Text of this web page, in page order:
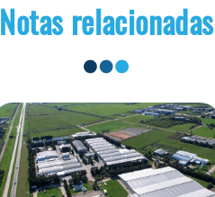
Notas relacionadas